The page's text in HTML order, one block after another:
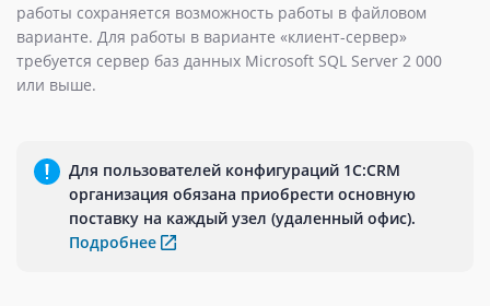
работы сохраняется возможность работы в файловом
варианте. Для работы в варианте «клиент-сервер»
требуется сервер баз данных Microsoft SQL Server 2 000
или выше.
Для пользователей конфигураций 1С:CRM
организация обязана приобрести основную
поставку на каждый узел (удаленный офис).
Подробнее